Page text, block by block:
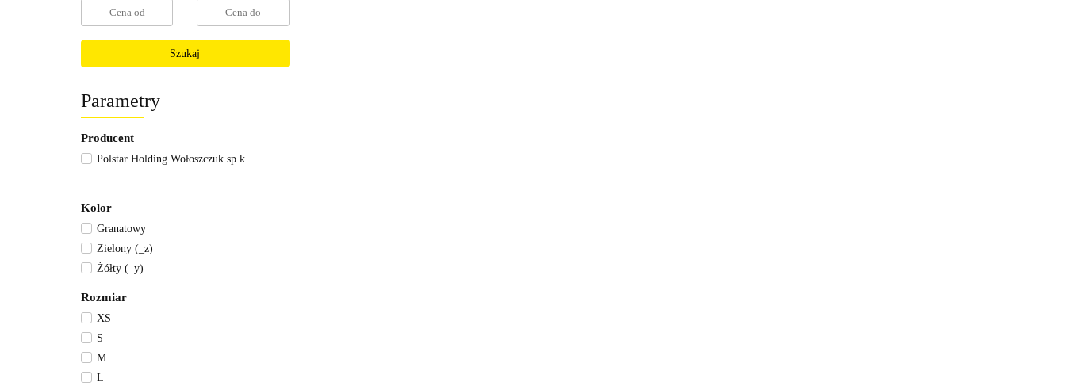
Szukaj
Parametry
Producent
Polstar Holding Wołoszczuk sp.k.
Kolor
Granatowy
Zielony (_z)
Żółty (_y)
Rozmiar
XS
S
M
L